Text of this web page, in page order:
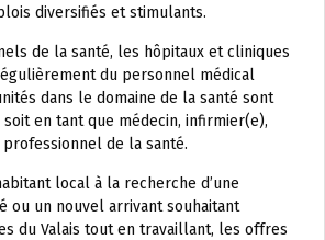
diversifiés et stimulants.
de la santé, les hôpitaux et cliniques
du personnel médical
dans le domaine de la santé sont
en tant que médecin, infirmier(e),
de la santé.
local à la recherche d’une
ou un nouvel arrivant souhaitant
du Valais tout en travaillant, les offres